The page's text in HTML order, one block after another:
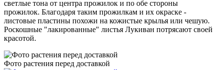
светлые тона от центра прожилок и по обе стороны
прожилок. Благодаря таким прожилкам и их окраске -
листовые пластины похожи на кожистые крылья или чешую.
Роскошные "лакированные" листья Лукиван потрясают своей
красотой.
Фото растения перед доставкой